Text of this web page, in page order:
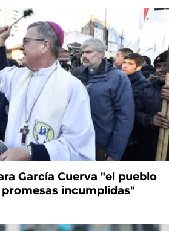
García Cuerva "el pueblo
incumplidas"